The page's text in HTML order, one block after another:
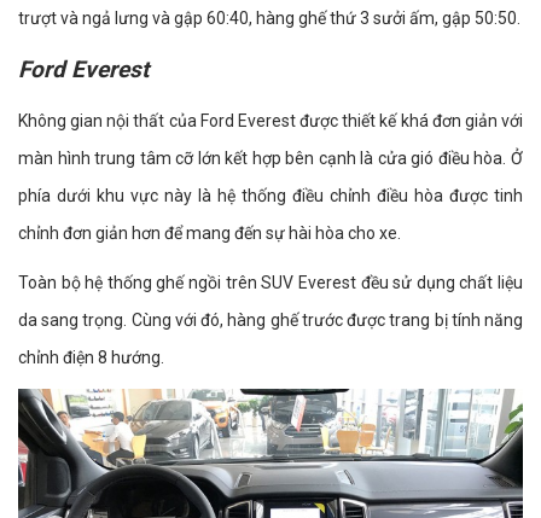
trượt và ngả lưng và gập 60:40, hàng ghế thứ 3 sưởi ấm, gập 50:50.
Ford Everest
Không gian nội thất của Ford Everest được thiết kế khá đơn giản với
màn hình trung tâm cỡ lớn kết hợp bên cạnh là cửa gió điều hòa. Ở
phía dưới khu vực này là hệ thống điều chỉnh điều hòa được tinh
chỉnh đơn giản hơn để mang đến sự hài hòa cho xe.
Toàn bộ hệ thống ghế ngồi trên SUV Everest đều sử dụng chất liệu
da sang trọng. Cùng với đó, hàng ghế trước được trang bị tính năng
chỉnh điện 8 hướng.